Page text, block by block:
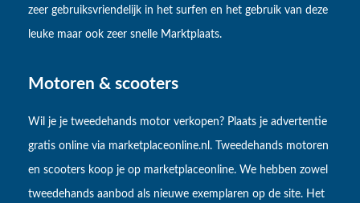
zeer gebruiksvriendelijk in het surfen en het gebruik van deze
leuke maar ook zeer snelle Marktplaats.
Motoren & scooters
Wil je je tweedehands motor verkopen? Plaats je advertentie
gratis online via marketplaceonline.nl. Tweedehands motoren
en scooters koop je op marketplaceonline. We hebben zowel
tweedehands aanbod als nieuwe exemplaren op de site. Het